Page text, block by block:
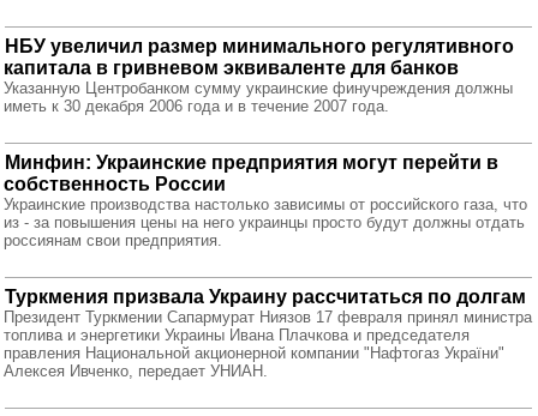
НБУ увеличил размер минимального регулятивного
капитала в гривневом эквиваленте для банков
Указанную Центробанком сумму украинские финучреждения должны
иметь к 30 декабря 2006 года и в течение 2007 года.
Минфин: Украинские предприятия могут перейти в
собственность России
Украинские производства настолько зависимы от российского газа, что
из - за повышения цены на него украинцы просто будут должны отдать
россиянам свои предприятия.
Туркмения призвала Украину рассчитаться по долгам
Президент Туркмении Сапармурат Ниязов 17 февраля принял министра
топлива и энергетики Украины Ивана Плачкова и председателя
правления Национальной акционерной компании "Нафтогаз України"
Алексея Ивченко, передает УНИАН.